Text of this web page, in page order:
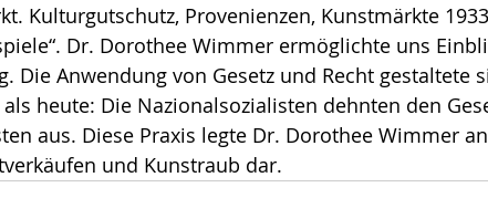
Kulturgutschutz, Provenienzen, Kunstmärkte
Dr. Dorothee Wimmer ermöglichte uns
Die Anwendung von Gesetz und Recht gestaltete
heute: Die Nazionalsozialisten dehnten den
aus. Diese Praxis legte Dr. Dorothee Wimmer
und Kunstraub dar.